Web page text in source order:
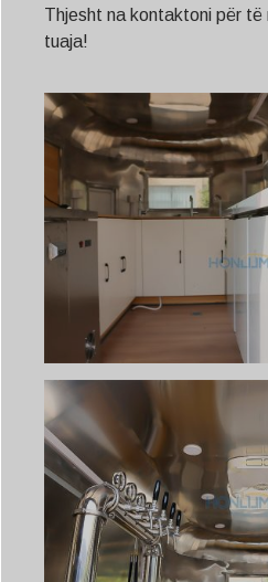
Thjesht na kontaktoni për
tuaja!